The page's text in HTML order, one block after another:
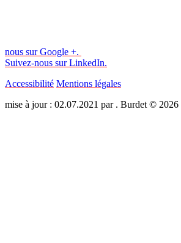
nous sur Google +.
Suivez-nous sur LinkedIn.
Accessibilité Mentions légales
mise à jour : 02.07.2021 par . Burdet ©